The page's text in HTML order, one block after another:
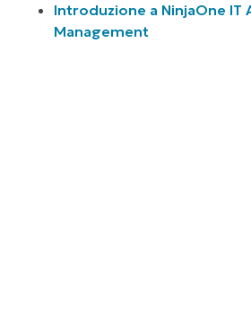
Introduzione a NinjaOne IT
Management